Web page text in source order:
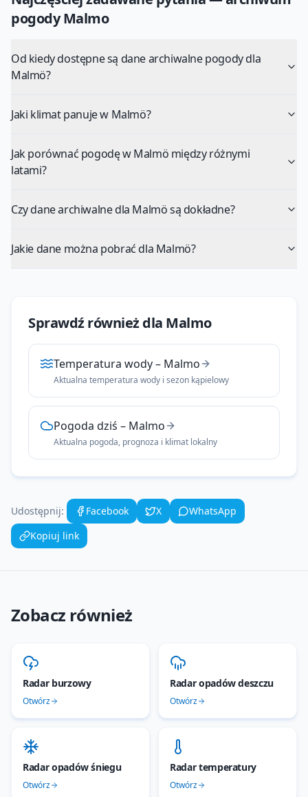
pogodyMalmo
Od kiedy dostępne są dane archiwalne pogody dla
Malmö?
Jaki klimat panuje w Malmö?
Jak porównać pogodę w Malmö między różnymi
latami?
Czy dane archiwalne dla Malmö są dokładne?
Jakie dane można pobrać dla Malmö?
Sprawdź również dla Malmo
Temperatura wody– Malmo
Aktualna temperatura wody i sezon kąpielowy
Pogoda dziś – Malmo
Aktualna pogoda, prognoza i klimat lokalny
Udostępnij: Facebook X
WhatsApp
Kopiuj link
Zobacz również
Radar burzowy
Otwórz
Radar opadów deszczu
Otwórz
Radar opadów śniegu
Otwórz
Radar temperatury
Otwórz